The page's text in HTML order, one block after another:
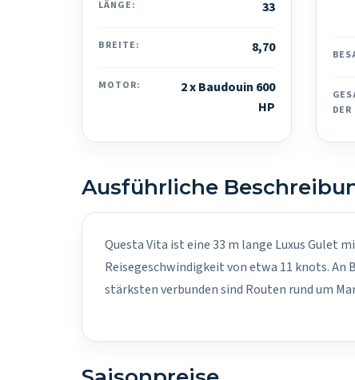
LÄNGE: 33
BREITE: 8,70
MOTOR:
2 x Baudouin 600
HP
Ausführliche
Questa Vita ist eine 33 m lange Luxus Gulet
Reisegeschwindigkeit von etwa 11 knots.
stärksten verbunden sind Routen rund um